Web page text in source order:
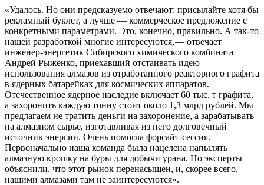
«Удалось. Но они предсказуемо отвечают: присылайте хотя бы
рекламный буклет, а лучше — ​коммерческое предложение с
конкретными параметрами. Это, конечно, правильно. А так-то
нашей разработкой многие интересуются, — ​отвечает
инженер-энергетик Сибирского химического комбината
Андрей Рыженко, приехавший отстаивать идею
использования алмазов из отработанного реакторного графита
в ядерных батарейках для космических аппаратов. — ​
Отечественное ядерное наследие включает 60 тыс. т графита,
а захоронить каждую тонну стоит около 1,3 млрд рублей. Мы
предлагаем не тратить деньги на захоронение, а зарабатывать
на алмазном сырье, изготавливая из него долговечный
источник энергии. Очень помогла форсайт-сессия.
Первоначально наша команда была нацелена напылять
алмазную крошку на буры для добычи урана. Но эксперты
объяснили, что этот рынок перенасыщен, и, скорее всего,
нашими алмазами там не заинтересуются».